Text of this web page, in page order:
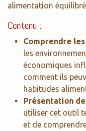
alimentation
Contenu :
Comprendre
les
économiques
comment ils
habitudes
Présentation
utiliser cet outil
et de